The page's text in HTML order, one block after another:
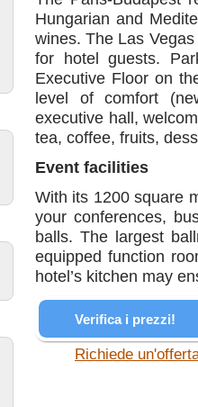
Hungarian and
wines. The Las
for hotel guests.
Executive Floor on
level of comfort
executive hall,
tea, coffee, fruits,
Event facilities
With its 1200 square
your conferences,
balls. The largest
equipped function
hotel’s kitchen may
Verifica i prezzi!
Richiede